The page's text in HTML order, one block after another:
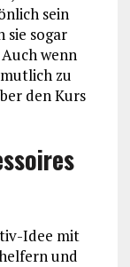
sein
sie sogar
wenn
zu
den Kurs
Idee mit
und